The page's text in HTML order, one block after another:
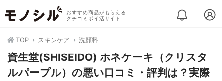
おすすめ商品がもらえる
クチコミポイ活サイト
TOP スキンケア 洗顔料
資生堂(SHISEIDO) ホネケーキ（クリスタ
ルパープル）の悪い口コミ・評判は？実際